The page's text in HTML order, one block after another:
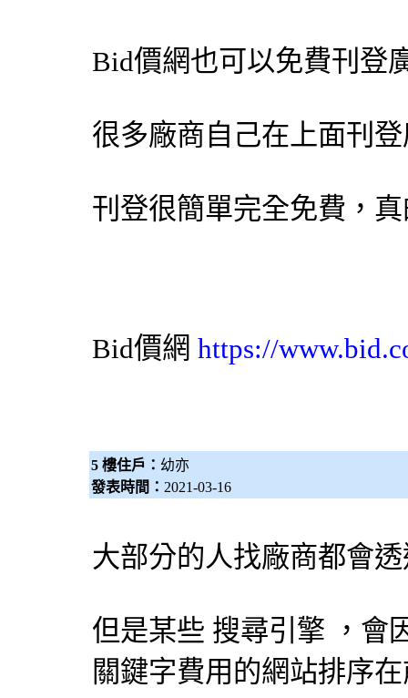
Bid價網也可以免費刊登
很多廠商自己在上面刊
刊登很簡單完全免費，
Bid價網 https://
5 樓住戶： 幼亦
發表時間： 2021-03-16
大部分的人找廠商都會
但是某些 搜尋引擎 ，會
關鍵字費用的網站排序